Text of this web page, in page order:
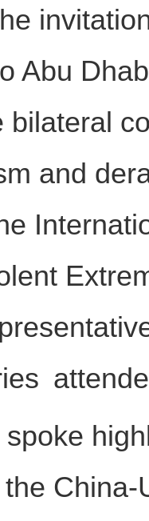
Abu
bilateral
and